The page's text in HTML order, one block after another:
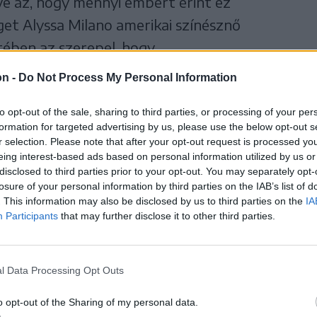
- Do Not Process My Personal Information
opt-out of the sale, sharing to third parties, or processing of your
for targeted advertising by us, please use the below opt-out
selection. Please note that after your opt-out request is processed
interest-based ads based on personal information utilized by us
to third parties prior to your opt-out. You may separately
of your personal information by third parties on the IAB’s list of
This information may also be disclosed by us to third parties on the
Participants that may further disclose it to other third parties.
Data Processing Opt Outs
opt-out of the Sharing of my personal data.
Alyssa Milano amerikai színésznő
az szerepel, hogy
valaha ért szexuális
írna a közösségi
is”, az emberek
a probléma súlyát.
egy vírus, kiderült, nálunk is létezik a
Facebook-ismerősünknél villog a #MeToo